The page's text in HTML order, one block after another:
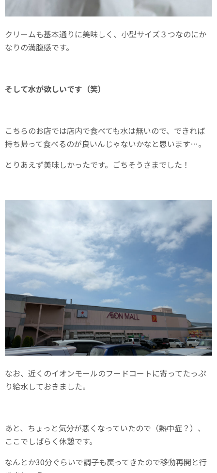
クリームも基本通りに美味しく、小型サイズ３つなのにか
なりの満腹感です。
そして水が欲しいです（笑）
こちらのお店では店内で食べても水は無いので、できれば
持ち帰って食べるのが良いんじゃないかなと思います…。
とりあえず美味しかったです。ごちそうさまでした！
なお、近くのイオンモールのフードコートに寄ってたっぷ
り給水しておきました。
あと、ちょっと気分が悪くなっていたので（熱中症？）、
ここでしばらく休憩です。
なんとか30分ぐらいで調子も戻ってきたので移動再開と行